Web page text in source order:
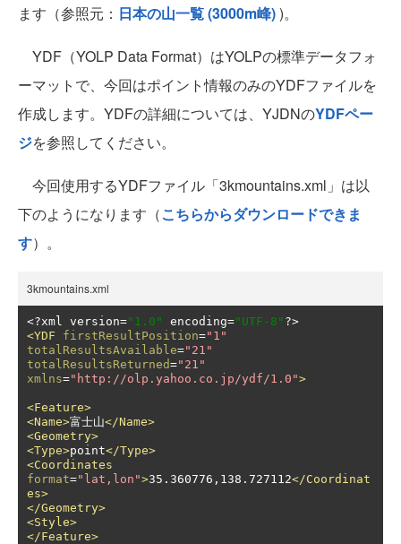
ます（参照元： 日本の山一覧 (3000m峰))。
YDF（YOLP Data Format）はYOLPの標準データフォ
ーマットで、今回はポイント情報のみのYDFファイルを
作成します。YDFの詳細については、YJDNのYDFペー
ジを参照してください。
今回使用するYDFファイル「3kmountains.xml」は以
下のようになります（こちらからダウンロードできま
す）。
3kmountains.xml
<?xml version="1.0" encoding="UTF-8" ?>
<YDF
firstResultPosition="1"
totalResultsAvailable="21"
totalResultsReturned="21"
xmlns="http://olp.yahoo.co.jp/ydf/1.0">
<Feature>
<Name>富士山</Name>
<Geometry>
<Type>point</Type>
<Coordinates
format="lat,lon">35.360776,138.727112</Coordinat
es>
</Geometry>
<Style>
</Feature>